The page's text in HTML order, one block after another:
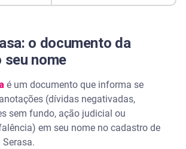
o documento da
seu nome
é um documento que informa se
(dívidas negativadas,
sem fundo, ação judicial ou
em seu nome no cadastro de